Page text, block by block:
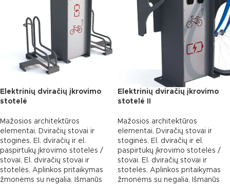
Elektrinių dviračių įkrovimo
stotelė
Mažosios architektūros
elementai, Dviračių stovai ir
stoginės, El. dviračių ir el.
paspirtukų įkrovimo stotelės /
stovai, El. dviračių stovai ir
stotelės, Aplinkos pritaikymas
žmonėms su negalia, Išmanūs
Elektrinių dviračių įkrovimo
stotelė II
Mažosios architektūros
elementai, Dviračių stovai ir
stoginės, El. dviračių ir el.
paspirtukų įkrovimo stotelės /
stovai, El. dviračių stovai ir
stotelės, Aplinkos pritaikymas
žmonėms su negalia, Išmanūs